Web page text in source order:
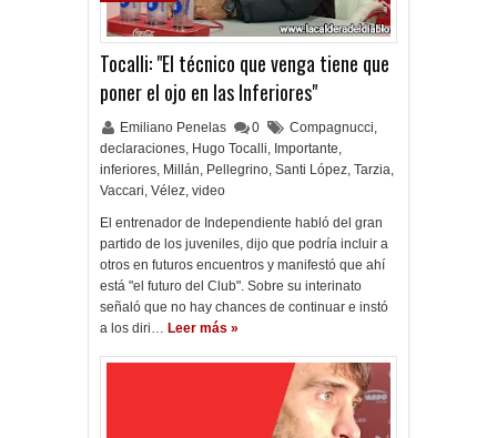
Tocalli: "El técnico que venga tiene que
poner el ojo en las Inferiores"
Emiliano Penelas 0 Compagnucci,
declaraciones, Hugo Tocalli, Importante,
inferiores, Millán, Pellegrino, Santi López, Tarzia,
Vaccari, Vélez, video
El entrenador de Independiente habló del gran
partido de los juveniles, dijo que podría incluir a
otros en futuros encuentros y manifestó que ahí
está "el futuro del Club". Sobre su interinato
señaló que no hay chances de continuar e instó
a los diri… Leer más »